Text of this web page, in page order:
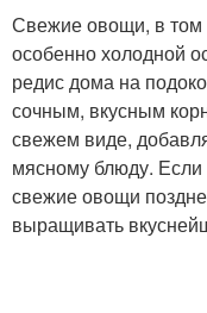
Свежие овощи, в том
особенно холодной
редис дома на
сочным, вкусным
свежем виде,
мясному блюду. Если
свежие овощи
выращивать